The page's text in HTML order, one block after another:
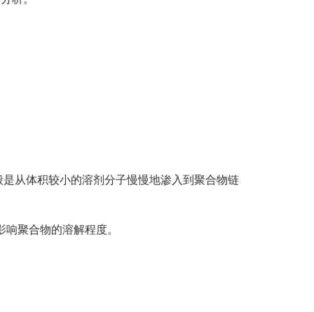
从体积较小的溶剂分子慢慢地渗入到聚合物链
聚合物的溶解程度。